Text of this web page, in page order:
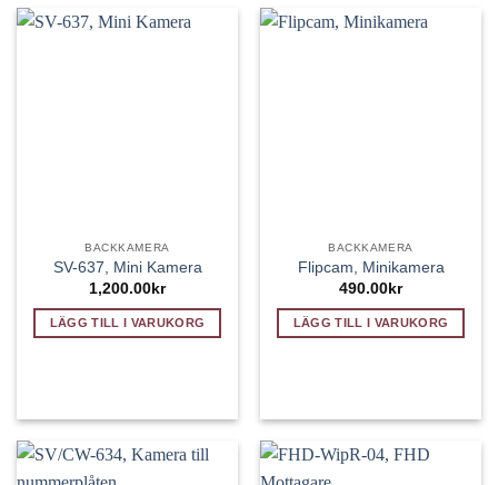
BACKKAMERA
SV-637, Mini Kamera
1,200.00 kr
LÄGG TILL I VARUKORG
BACKKAMERA
Flipcam, Minikamera
490.00 kr
LÄGG TILL I VARUKORG